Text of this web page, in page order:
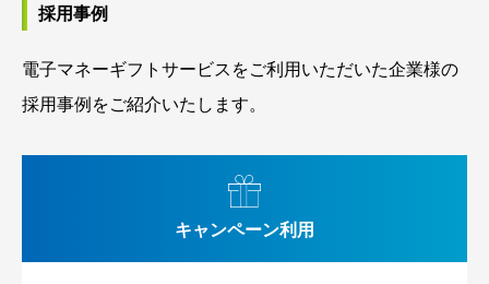
採用事例
電子マネーギフトサービスをご利用いただいた企業様の
採用事例をご紹介いたします。
キャンペーン利用